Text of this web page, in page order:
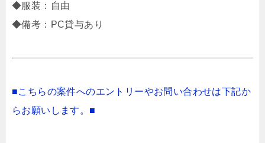
◆服装：自由
◆備考：PC貸与あり
■こちらの案件へのエントリーやお問い合わせは下記か
らお願いします。■